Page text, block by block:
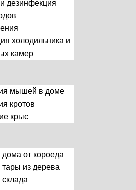
дезинфекция
холодильника и
камер
мышей в доме
кротов
крыс
от короеда
из дерева